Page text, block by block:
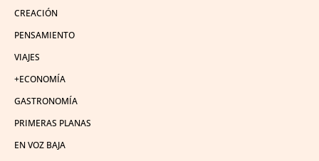
CREACIÓN
PENSAMIENTO
VIAJES
+ECONOMÍA
GASTRONOMÍA
PRIMERAS PLANAS
EN VOZ BAJA